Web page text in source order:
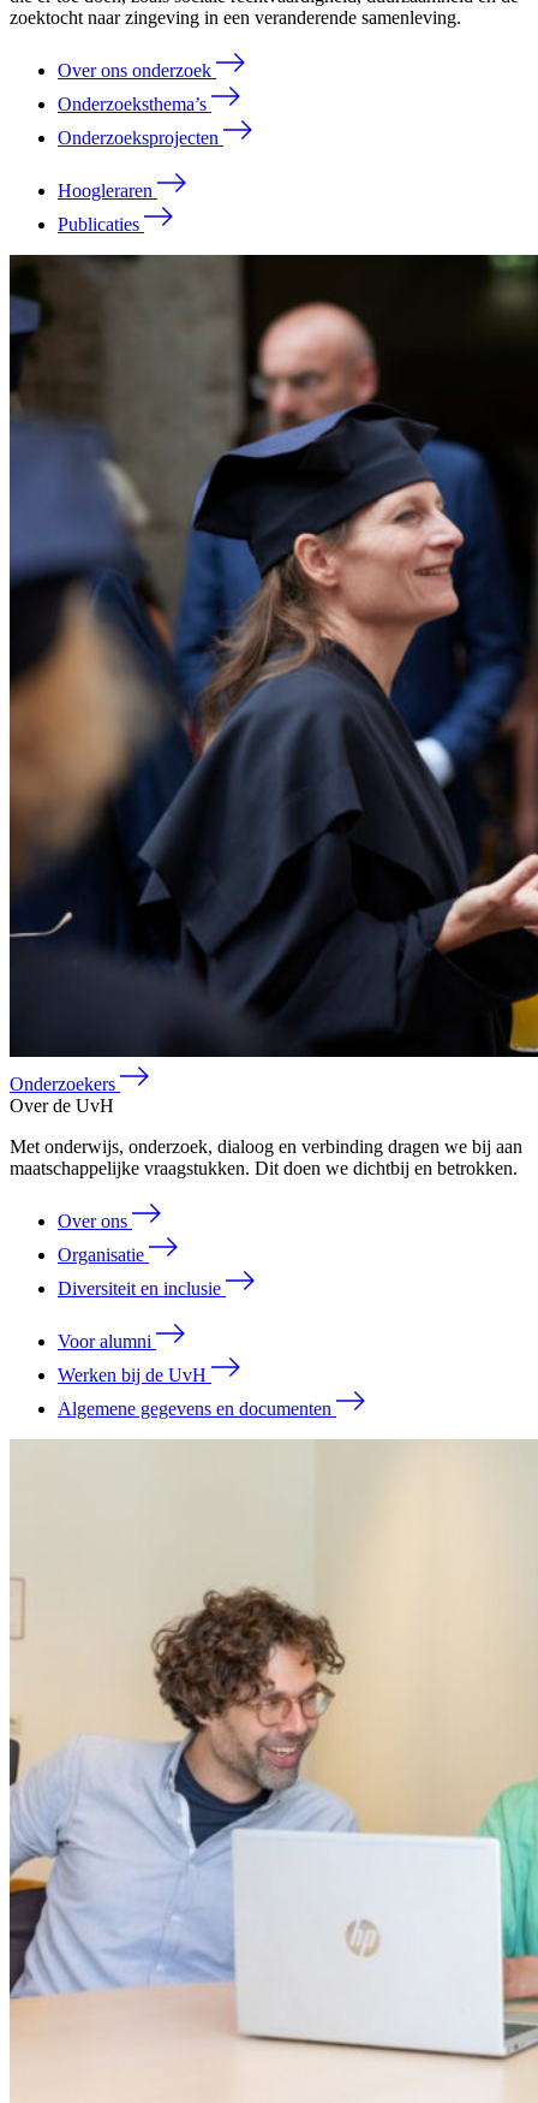
zoektocht naar zingeving in een veranderende samenleving.
Over ons onderzoek
Onderzoeksthema’s
Onderzoeksprojecten
Hoogleraren
Publicaties
Onderzoekers
Over de UvH
Met onderwijs, onderzoek, dialoog en verbinding dragen we bij aan
maatschappelijke vraagstukken. Dit doen we dichtbij en betrokken.
Over ons
Organisatie
Diversiteit en inclusie
Voor alumni
Werken bij de UvH
Algemene gegevens en documenten